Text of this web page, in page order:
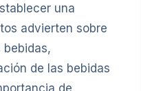
una
advierten sobre
bebidas,
de las bebidas